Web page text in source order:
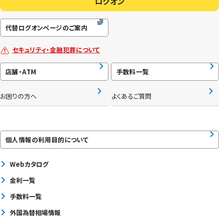
代替ログオンページのご案内
セキュリティ・金融犯罪について
店舗・ATM 手数料一覧
お困りの方へ よくあるご質問
個人情報の利用目的について
Webカタログ
金利一覧
手数料一覧
外国為替相場情報